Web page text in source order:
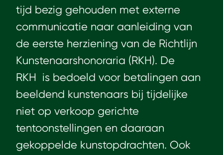
tijd bezig gehouden met externe
communicatie naar aanleiding van
de eerste herziening van de Richtlijn
Kunstenaarshonoraria (RKH). De
RKH is bedoeld voor betalingen aan
beeldend kunstenaars bij tijdelijke
niet op verkoop gerichte
tentoonstellingen en daaraan
gekoppelde kunstopdrachten. Ook